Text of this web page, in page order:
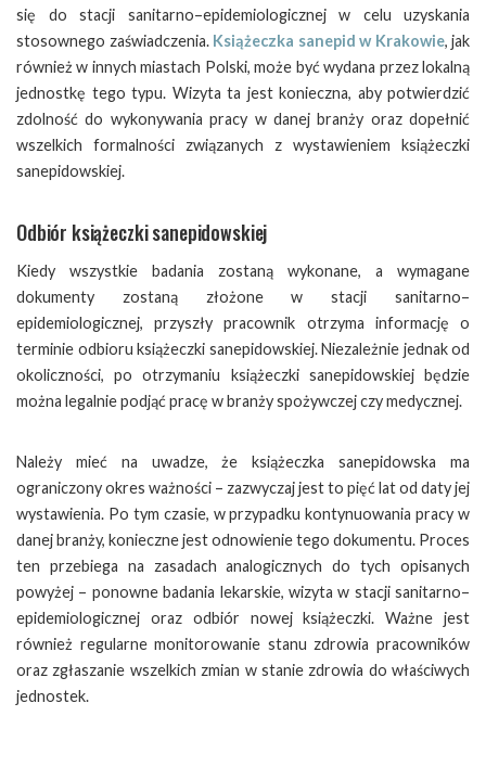
się do stacji sanitarno–epidemiologicznej w celu uzyskania
stosownego zaświadczenia. Książeczka sanepid w Krakowie, jak
również w innych miastach Polski, może być wydana przez lokalną
jednostkę tego typu. Wizyta ta jest konieczna, aby potwierdzić
zdolność do wykonywania pracy w danej branży oraz dopełnić
wszelkich formalności związanych z wystawieniem książeczki
sanepidowskiej.
Odbiór książeczki sanepidowskiej
Kiedy wszystkie badania zostaną wykonane, a wymagane
dokumenty zostaną złożone w stacji sanitarno–
epidemiologicznej, przyszły pracownik otrzyma informację o
terminie odbioru książeczki sanepidowskiej. Niezależnie jednak od
okoliczności, po otrzymaniu książeczki sanepidowskiej będzie
można legalnie podjąć pracę w branży spożywczej czy medycznej.
Należy mieć na uwadze, że książeczka sanepidowska ma
ograniczony okres ważności – zazwyczaj jest to pięć lat od daty jej
wystawienia. Po tym czasie, w przypadku kontynuowania pracy w
danej branży, konieczne jest odnowienie tego dokumentu. Proces
ten przebiega na zasadach analogicznych do tych opisanych
powyżej – ponowne badania lekarskie, wizyta w stacji sanitarno–
epidemiologicznej oraz odbiór nowej książeczki. Ważne jest
również regularne monitorowanie stanu zdrowia pracowników
oraz zgłaszanie wszelkich zmian w stanie zdrowia do właściwych
jednostek.